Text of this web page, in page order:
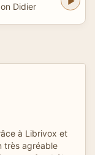
Didier
à Librivox et
très agréable